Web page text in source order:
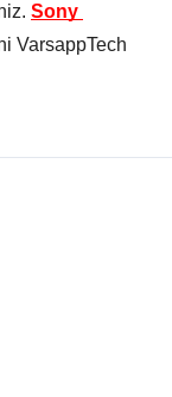
Sony
VarsappTech